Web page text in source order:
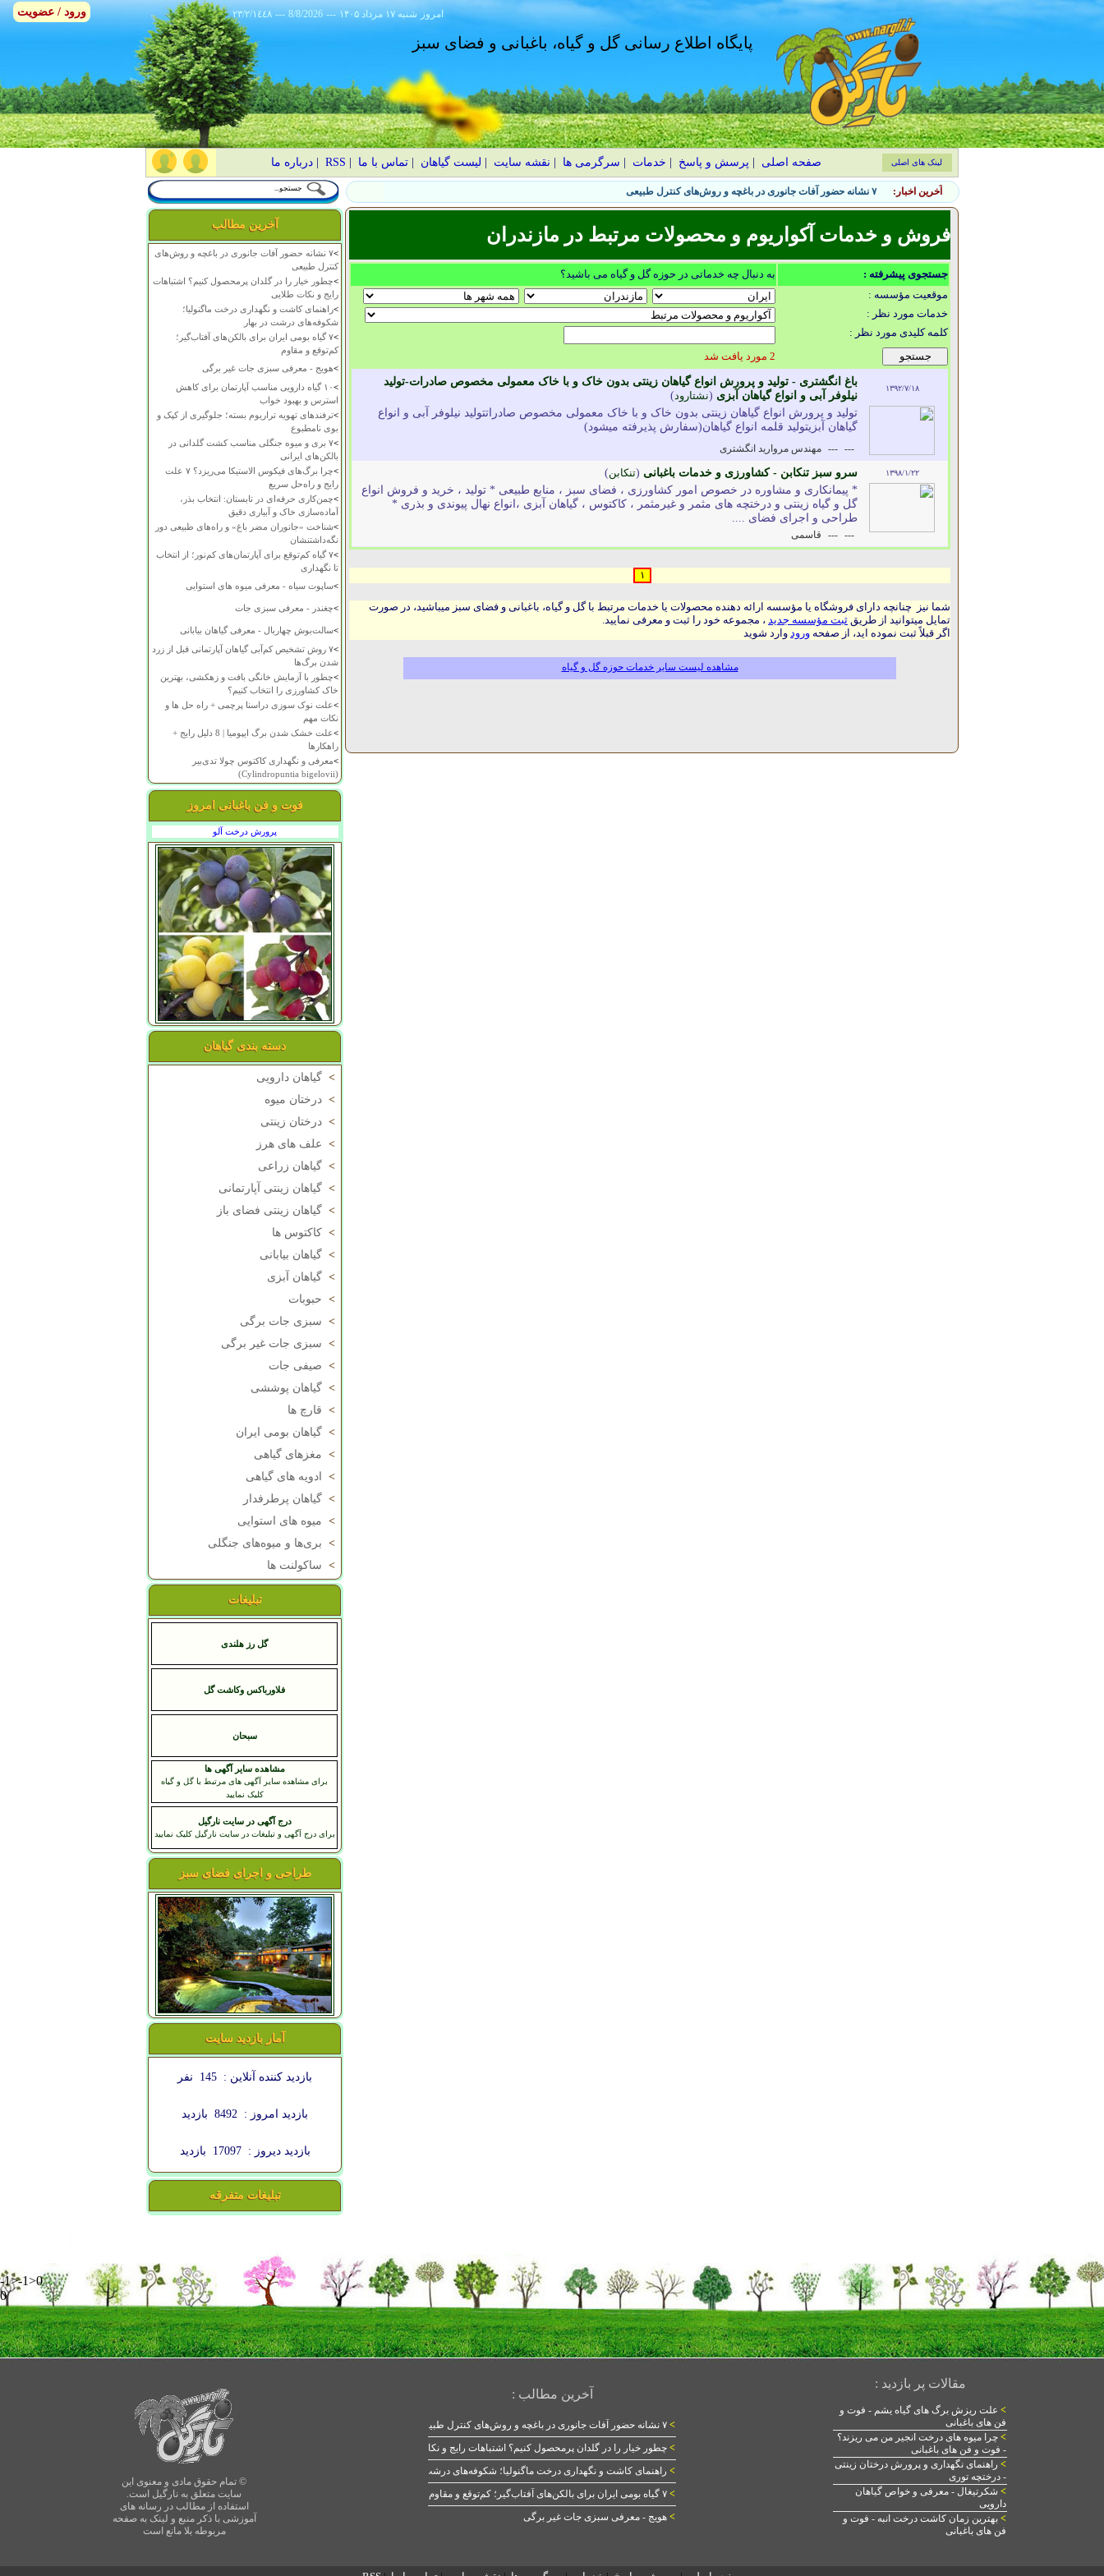
٢٣/٢/١٤٤٨ --- 8/8/2026 --- ۱۴۰۵ شنبه ۱۷ مرداد امروز
پایگاه اطلاع رسانی گل و گیاه، باغبانی و فضای سبز
صفحه اصلی پرسش و پاسخ خدمات سرگرمی ها نقشه سایت لیست گیاهان |تماس با ما RSS
|درباره ما لینک های اصلی
آخرین اخبار: ۷ نشانه حضور آفات جانوری در باغچه و روش‌های کنترل طبیعی
آخرین مطالب
>
۷ نشانه حضور آفات جانوری در باغچه و روش‌های
کنترل طبیعی
>چطور خیار را در گلدان پرمحصول کنیم؟ اشتباهات
رایج و نکات طلایی
>راهنمای کاشت و نگهداری درخت ماگنولیا؛
شکوفه‌های درشت در بهار
>
۷ گیاه بومی ایران برای بالکن‌های آفتاب‌گیر؛
کم‌توقع و مقاوم
>هویج - معرفی سبزی جات غیر برگی
>
۱۰ گیاه دارویی مناسب آپارتمان برای کاهش
استرس و بهبود خواب
>ترفندهای تهویه تراریوم بسته؛ جلوگیری از کپک و
بوی نامطبوع
>
۷ بری و میوه جنگلی مناسب کشت گلدانی در
بالکن‌های ایرانی
>
چرا برگ‌های فیکوس الاستیکا می‌ریزد؟ ۷ علت
رایج و راه‌حل سریع
>چمن‌کاری حرفه‌ای در تابستان: انتخاب بذر،
آماده‌سازی خاک و آبیاری دقیق
>شناخت «جانوران مضر باغ» و راه‌های طبیعی دور
نگه‌داشتنشان
>
۷ گیاه کم‌توقع برای آپارتمان‌های کم‌نور؛ از انتخاب
تا نگهداری
>ساپوت سیاه - معرفی میوه های استوایی
>چغندر - معرفی سبزی جات
>سالت‌بوش چهاربال - معرفی گیاهان بیابانی
>
۷ روش تشخیص کم‌آبی گیاهان آپارتمانی قبل از زرد
شدن برگ‌ها
>چطور با آزمایش خانگی بافت و زهکشی، بهترین
خاک کشاورزی را انتخاب کنیم؟
>علت نوک سوزی دراسنا پرچمی + راه حل ها و
نکات مهم
>
علت خشک شدن برگ ایپومیا | 8 دلیل رایج +
راهکارها
>معرفی و نگهداری کاکتوس چولا تدی‌بیر
(Cylindropuntia bigelovii)
فوت و فن باغبانی امروز
پرورش درخت آلو
دسته بندی گیاهان
> گیاهان دارویی
> درختان میوه
> درختان زینتی
> علف های هرز
> گیاهان زراعی
> گیاهان زینتی آپارتمانی
> گیاهان زینتی فضای باز
> کاکتوس ها
> گیاهان بیابانی
> گیاهان آبزی
> حبوبات
> سبزی جات برگی
> سبزی جات غیر برگی
> صیفی جات
> گیاهان پوششی
> قارچ ها
> گیاهان بومی ایران
> مغزهای گیاهی
>
ادویه های گیاهی
> گیاهان پرطرفدار
> میوه های استوایی
> بری‌ها و میوه‌های جنگلی
> ساکولنت ها
تبلیغات
گل رز هلندی
فلاورباکس وکاشت گل
سبحان
مشاهده سایر آگهی ها
برای مشاهده سایر آگهی های مرتبط با گل و گیاه
کلیک نمایید
درج آگهی در سایت نارگیل
برای درج آگهی و تبلیغات در سایت نارگیل کلیک نمایید
طراحی و اجرای فضای سبز
آمار بازدید سایت
بازدید کننده آنلاین : 145 نفر
بازدید امروز : 8492 بازدید
بازدید دیروز : 17097 بازدید
تبلیغات متفرقه
فروش و خدمات آکواریوم و محصولات مرتبط در مازندران
جستجوی پیشرفته :
به دنبال چه خدماتی در حوزه گل و گیاه می باشید؟
موقعیت مؤسسه :
خدمات مورد نظر :
کلمه کلیدی مورد نظر :
2 مورد یافت شد
۱۳۹۲/۷/۱۸
باغ انگشتری - تولید و پرورش انواع گیاهان زینتی بدون خاک و با خاک معمولی مخصوص صادرات-تولید
نیلوفر آبی و انواع گیاهان آبزی (نشتارود)
تولید و پرورش انواع گیاهان زینتی بدون خاک و با خاک معمولی مخصوص صادراتتولید نیلوفر آبی و انواع
گیاهان آبزیتولید قلمه انواع گیاهان(سفارش پذیرفته میشود)
---
--- مهندس مروارید انگشتری
۱۳۹۸/۱/۲۲ سرو سبز تنکابن - کشاورزی و خدمات باغبانی (تنکابن)
* پیمانکاری و مشاوره در خصوص امور کشاورزی ، فضای سبز ، منابع طبیعی * تولید ، خرید و فروش انواع
گل و گیاه زینتی و درختچه های مثمر و غیرمثمر ، کاکتوس ، گیاهان آبزی ،انواع نهال پیوندی و بذری *
طراحی و اجرای فضای ....
---
--- قاسمی
۱
شما نیز چنانچه دارای فروشگاه یا مؤسسه ارائه دهنده محصولات یا خدمات مرتبط با گل و گیاه، باغبانی و فضای سبز میباشید، در صورت
تمایل میتوانید از طریق ثبت مؤسسه جدید ، مجموعه خود را ثبت و معرفی نمایید.
اگر قبلاً ثبت نموده اید، از صفحه ورود وارد شوید
مشاهده لیست سایر خدمات حوزه گل و گیاه
-1>-1>0
0
© تمام حقوق مادی و معنوی این
سایت متعلق به نارگیل است.
استفاده از مطالب در رسانه های
آموزشی با ذکر منبع و لینک به صفحه
مربوطه بلا مانع است
آخرین مطالب :
> ۷ نشانه حضور آفات جانوری در باغچه و روش‌های کنترل طبیعی
> چطور خیار را در گلدان پرمحصول کنیم؟ اشتباهات رایج و نکات طلایی
> راهنمای کاشت و نگهداری درخت ماگنولیا؛ شکوفه‌های درشت در بهار
> ۷ گیاه بومی ایران برای بالکن‌های آفتاب‌گیر؛ کم‌توقع و مقاوم
> هویج - معرفی سبزی جات غیر برگی
مقالات پر بازدید :
> علت ریزش برگ های گیاه یشم - فوت و
فن های باغبانی
> چرا میوه های درخت انجیر من می ریزند؟
- فوت و فن های باغبانی
> راهنمای نگهداری و پرورش درختان زینتی
- درختچه توری
> شکرتیغال - معرفی و خواص گیاهان
دارویی
> بهترین زمان کاشت درخت انبه - فوت و
فن های باغبانی
ورود / عضویت